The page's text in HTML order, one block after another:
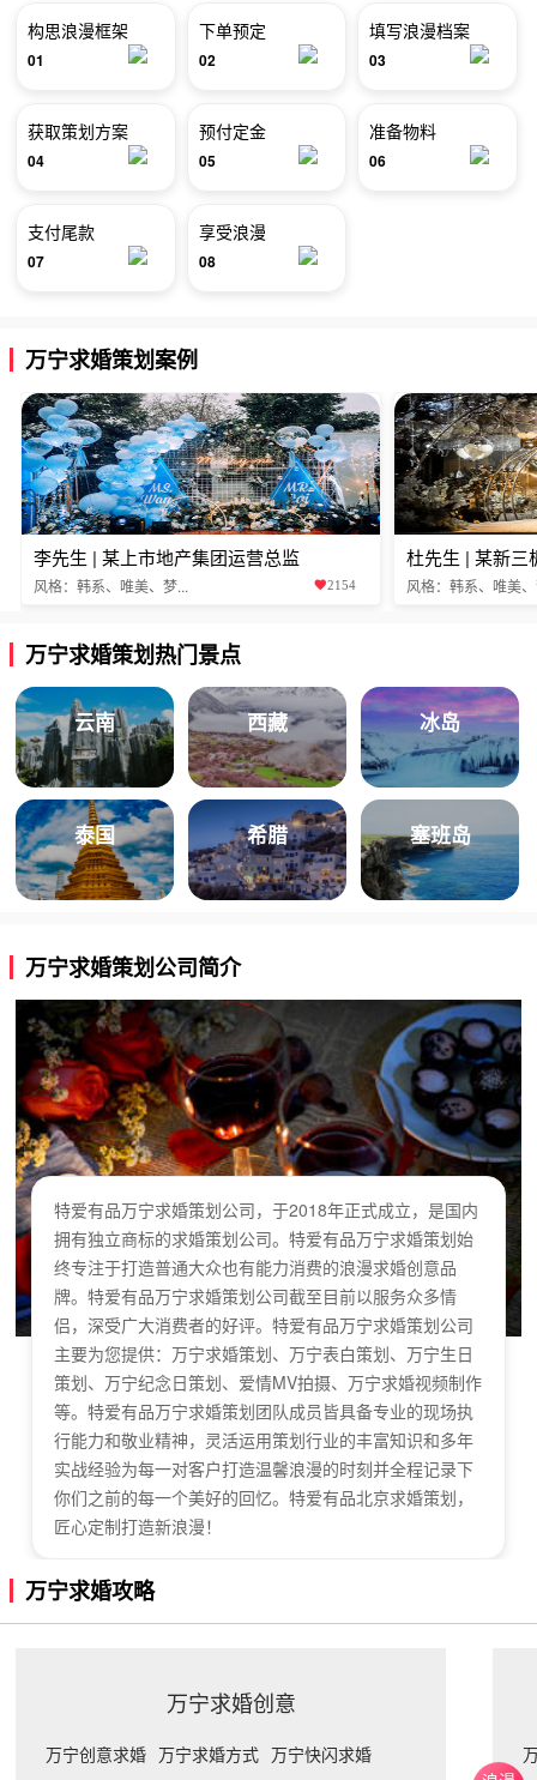
构思浪漫框架
01
下单预定
02
填写浪漫档案
03
获取策划方案
04
预付定金
05
准备物料
06
支付尾款
07
享受浪漫
08
万宁求婚策划案例
李先生 | 某上市地产集团运营总监
风格：韩系、唯美、梦... 2154
杜先生 | 某新三
风格：韩系、唯美
万宁求婚策划热门景点
云南 西藏 冰岛
泰国 希腊 塞班岛
万宁求婚策划公司简介
特爱有品万宁求婚策划公司，于2018年正式成立，是国内
拥有独立商标的求婚策划公司。特爱有品万宁求婚策划始
终专注于打造普通大众也有能力消费的浪漫求婚创意品
牌。特爱有品万宁求婚策划公司截至目前以服务众多情
侣，深受广大消费者的好评。特爱有品万宁求婚策划公司
主要为您提供：万宁求婚策划、万宁表白策划、万宁生日
策划、万宁纪念日策划、爱情MV拍摄、万宁求婚视频制作
等。特爱有品万宁求婚策划团队成员皆具备专业的现场执
行能力和敬业精神，灵活运用策划行业的丰富知识和多年
实战经验为每一对客户打造温馨浪漫的时刻并全程记录下
你们之前的每一个美好的回忆。特爱有品北京求婚策划，
匠心定制打造新浪漫！
万宁求婚攻略
万宁求婚创意
万宁创意求婚 万宁求婚方式 万宁快闪求婚